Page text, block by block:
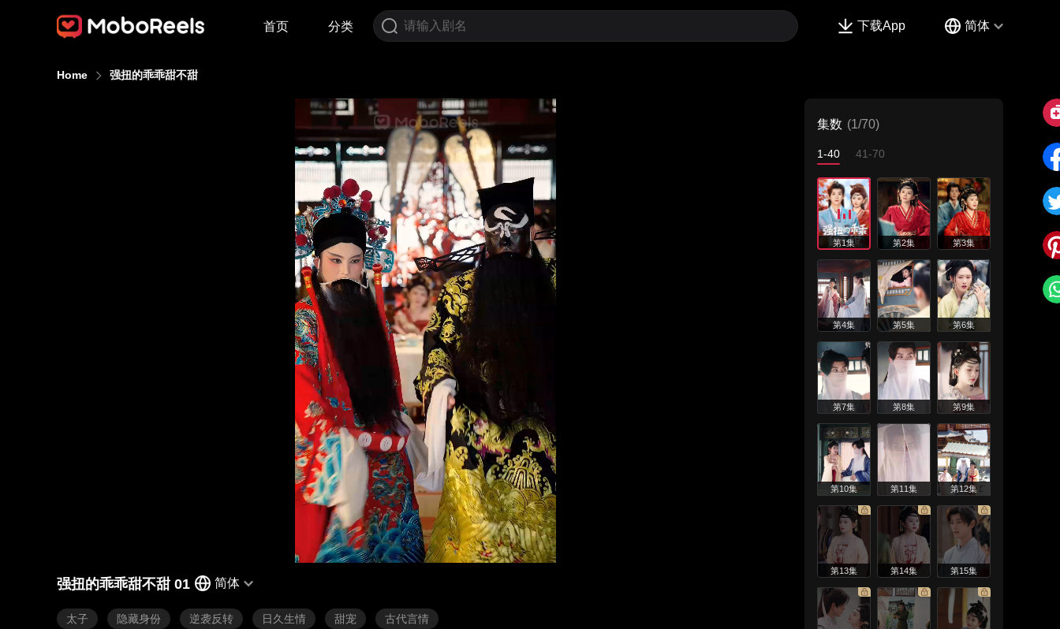
首页 分类 下载App 简体
Home 强扭的乖乖甜不甜
强扭的乖乖甜不甜 01 简体
太子 隐藏身份 逆袭反转 日久生情 甜宠 古代言情
集数 (1/70)
1-40 41-70
第1集 第2集 第3集
第4集 第5集 第6集
第7集 第8集 第9集
第10集 第11集 第12集
第13集 第14集 第15集